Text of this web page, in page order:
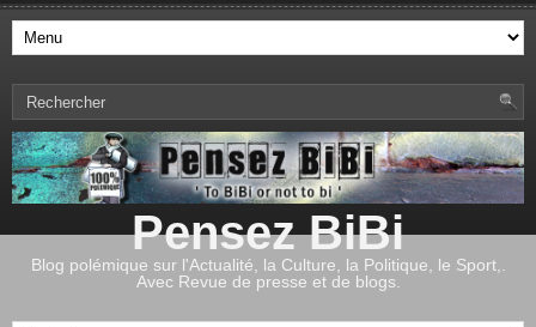
Pensez BiBi
Blog polémique sur l'Actualité, la Culture, la Politique, le Sport,.
Avec Revue de presse et de blogs.